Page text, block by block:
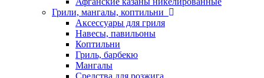
Грили, мангалы, коптильни
Аксессуары для гриля
Навесы, павильоны
Коптильни
Гриль, барбекю
Мангалы
Средства для розжига